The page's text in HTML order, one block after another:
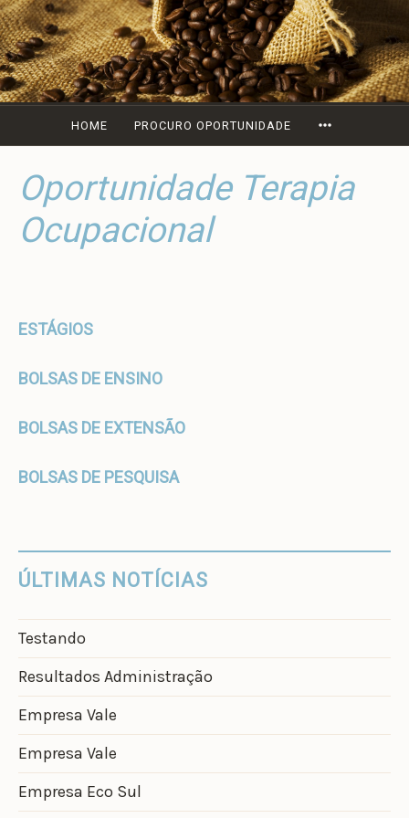
Ir
para
conteúdo
HOME PROCURO OPORTUNIDADE
Oportunidade Terapia
Ocupacional
ESTÁGIOS
BOLSAS DE ENSINO
BOLSAS DE EXTENSÃO
BOLSAS DE PESQUISA
ÚLTIMAS NOTÍCIAS
Testando
Resultados Administração
Empresa Vale
Empresa Vale
Empresa Eco Sul